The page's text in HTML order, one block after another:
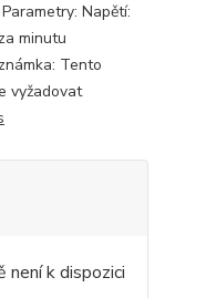
Napětí:
minutu
Tento
vyžadovat
není k dispozici